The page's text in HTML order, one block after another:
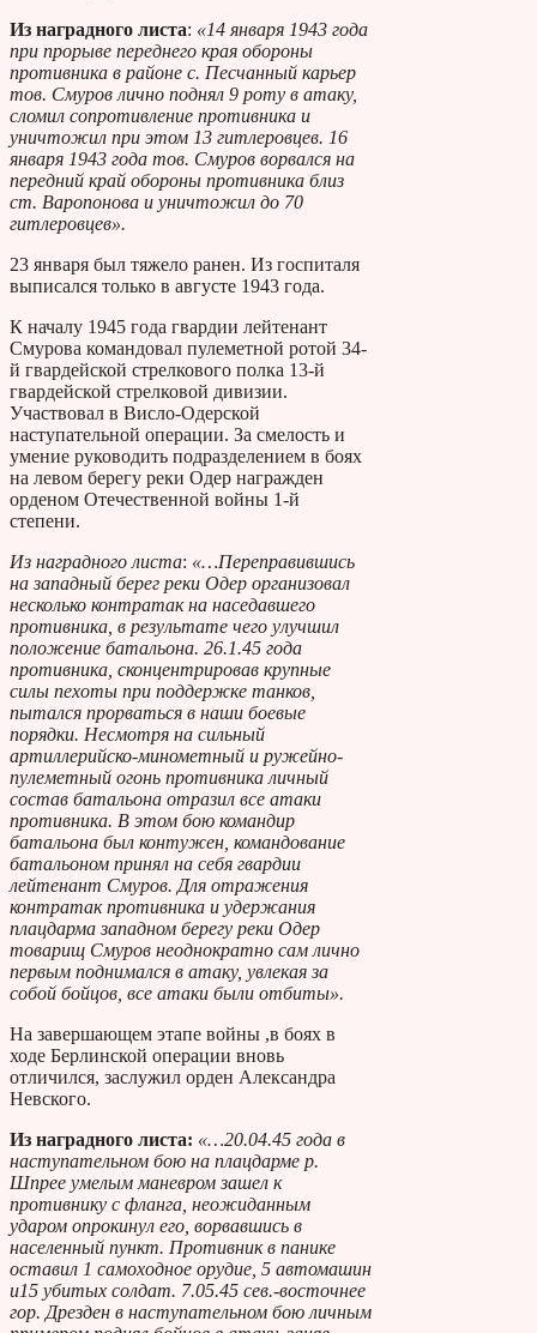
Из наградного листа: «14 января 1943 года
при прорыве переднего края обороны
противника в районе с. Песчанный карьер
тов. Смуров лично поднял 9 роту в атаку,
сломил сопротивление противника и
уничтожил при этом 13 гитлеровцев. 16
января 1943 года тов. Смуров ворвался на
передний край обороны противника близ
ст. Варопонова и уничтожил до 70
гитлеровцев».
23 января был тяжело ранен. Из госпиталя
выписался только в августе 1943 года.
К началу 1945 года гвардии лейтенант
Смурова командовал пулеметной ротой 34-
й гвардейской стрелкового полка 13-й
гвардейской стрелковой дивизии.
Участвовал в Висло-Одерской
наступательной операции. За смелость и
умение руководить подразделением в боях
на левом берегу реки Одер награжден
орденом Отечественной войны 1-й
степени.
Из наградного листа: «…Переправившись
на западный берег реки Одер организовал
несколько контратак на наседавшего
противника, в результате чего улучшил
положение батальона. 26.1.45 года
противника, сконцентрировав крупные
силы пехоты при поддержке танков,
пытался прорваться в наши боевые
порядки. Несмотря на сильный
артиллерийско-минометный и ружейно-
пулеметный огонь противника личный
состав батальона отразил все атаки
противника. В этом бою командир
батальона был контужен, командование
батальоном принял на себя гвардии
лейтенант Смуров. Для отражения
контратак противника и удержания
плацдарма западном берегу реки Одер
товарищ Смуров неоднократно сам лично
первым поднимался в атаку, увлекая за
собой бойцов, все атаки были отбиты».
На завершающем этапе войны ,в боях в
ходе Берлинской операции вновь
отличился, заслужил орден Александра
Невского.
Из наградного листа: «…20.04.45 года в
наступательном бою на плацдарме р.
Шпрее умелым маневром зашел к
противнику с фланга, неожиданным
ударом опрокинул его, ворвавшись в
населенный пункт. Противник в панике
оставил 1 самоходное орудие, 5 автомашин
и15 убитых солдат. 7.05.45 сев.-восточнее
гор. Дрезден в наступательном бою личным